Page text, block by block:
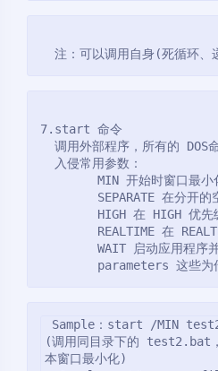
注：可以调用自身(死循环、
7.start 命令
调用外部程序，所有的 DOS
  入侵常用参数：
MIN 开始时窗口最小
SEPARATE 在分开的
HIGH 在 HIGH 优先
REALTIME 在
WAIT 启动应用程序
parameters 这些为
(调用同目录下的 test2.bat，
本窗口最小化)